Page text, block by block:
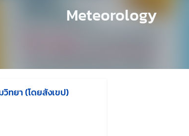
Meteorology
ทยา (โดยสังเขป)
ล่าสุดเมื่อ: